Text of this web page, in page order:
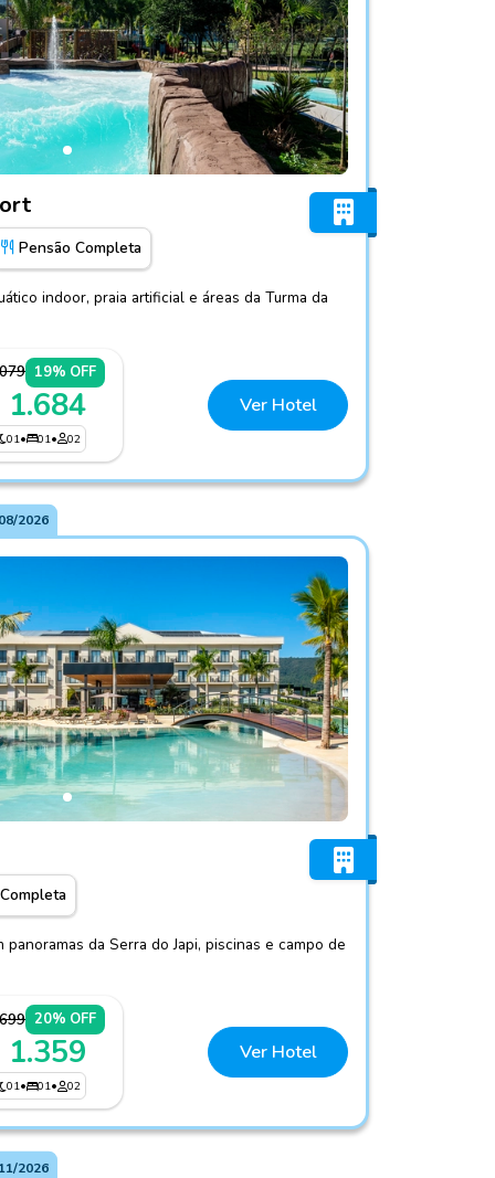
Pensão Completa
indoor, praia artificial e áreas da Turma da
19% OFF
1.684
01• 01• 02
Ver Hotel
2026
da Serra do Japi, piscinas e campo de
20% OFF
1.359
01• 01• 02
Ver Hotel
2026